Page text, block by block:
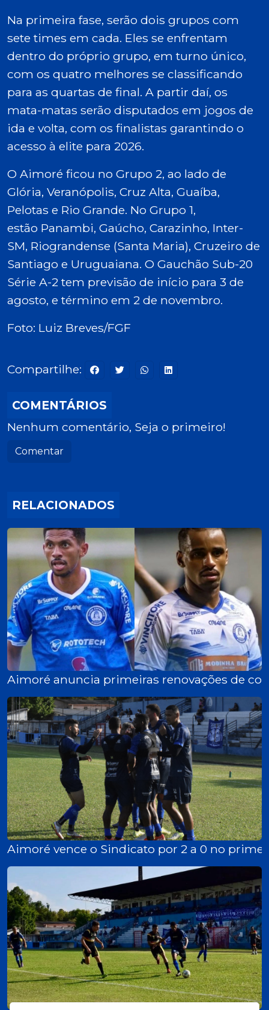
Na primeira fase, serão dois grupos com
sete times em cada. Eles se enfrentam
dentro do próprio grupo, em turno único,
com os quatro melhores se classificando
para as quartas de final. A partir daí, os
mata-matas serão disputados em jogos de
ida e volta, com os finalistas garantindo o
acesso à elite para 2026.
O Aimoré ficou no Grupo 2, ao lado de
Glória, Veranópolis, Cruz Alta, Guaíba,
Pelotas e Rio Grande. No Grupo 1,
estão Panambi, Gaúcho, Carazinho, Inter-
SM, Riograndense (Santa Maria), Cruzeiro de
Santiago e Uruguaiana. O Gauchão Sub-20
Série A-2 tem previsão de início para 3 de
agosto, e término em 2 de novembro.
Foto: Luiz Breves/FGF
Compartilhe:
COMENTÁRIOS
Nenhum comentário, Seja o primeiro!
Comentar
RELACIONADOS
Aimoré anuncia primeiras renovações de
Aimoré vence o Sindicato por 2 a 0 no